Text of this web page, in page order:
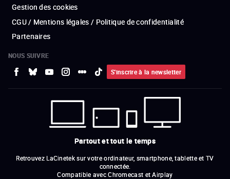
Gestion des cookies
CGU / Mentions légales / Politique de confidentialité
Partenaires
NOUS SUIVRE
S'inscrire à la newsletter
Partout et tout le temps
Retrouvez LaCinetek sur votre ordinateur, smartphone, tablette et TV
connectée.
Compatible avec Chromecast et Airplay